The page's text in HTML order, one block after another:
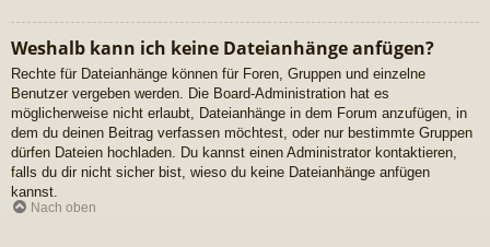
Weshalb kann ich keine Dateianhänge anfügen?
Rechte für Dateianhänge können für Foren, Gruppen und einzelne
Benutzer vergeben werden. Die Board-Administration hat es
möglicherweise nicht erlaubt, Dateianhänge in dem Forum anzufügen, in
dem du deinen Beitrag verfassen möchtest, oder nur bestimmte Gruppen
dürfen Dateien hochladen. Du kannst einen Administrator kontaktieren,
falls du dir nicht sicher bist, wieso du keine Dateianhänge anfügen
kannst.
Nach oben